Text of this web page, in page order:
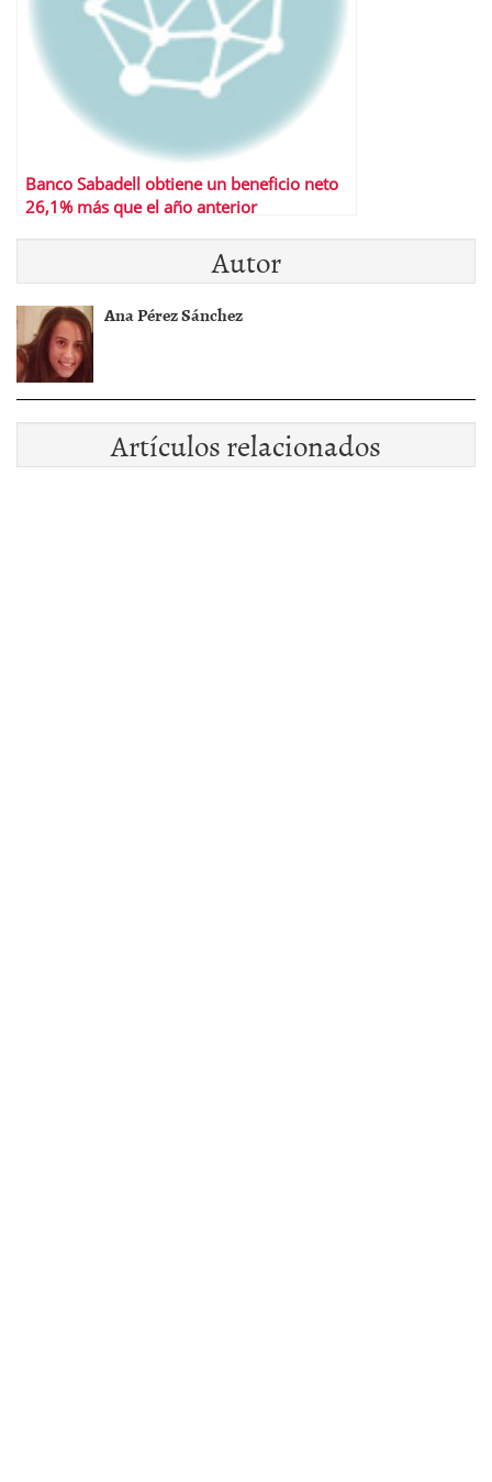
Banco Sabadell obtiene un beneficio neto
26,1% más que el año anterior
Autor
Ana Pérez Sánchez
Artículos relacionados